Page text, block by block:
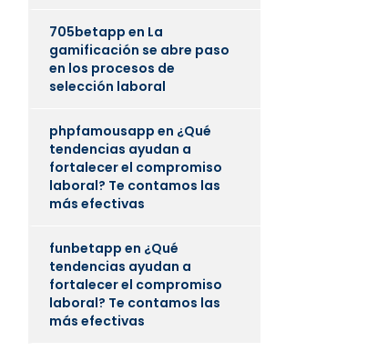
705betapp en La
gamificación se abre paso
en los procesos de
selección laboral
phpfamousapp en ¿Qué
tendencias ayudan a
fortalecer el compromiso
laboral? Te contamos las
más efectivas
funbetapp en ¿Qué
tendencias ayudan a
fortalecer el compromiso
laboral? Te contamos las
más efectivas